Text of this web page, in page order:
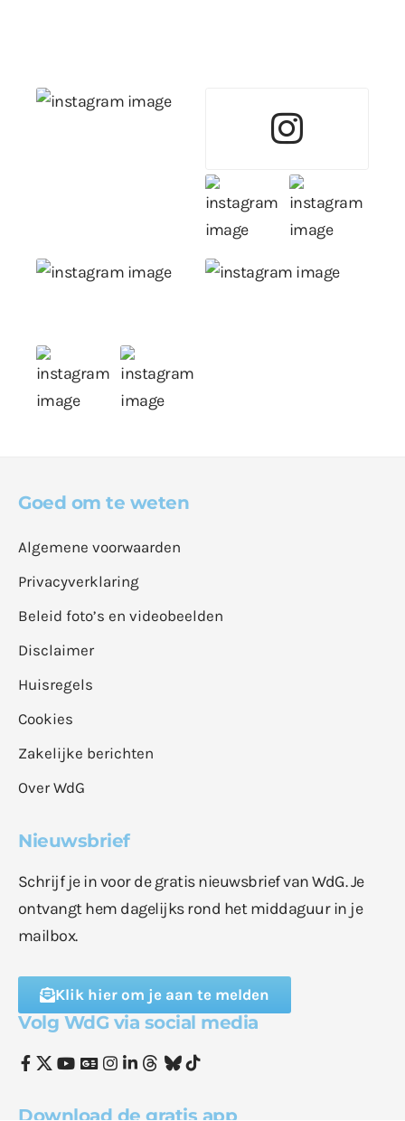
Goed om te weten
Algemene voorwaarden
Privacyverklaring
Beleid foto’s en videobeelden
Disclaimer
Huisregels
Cookies
Zakelijke berichten
Over WdG
Nieuwsbrief
Schrijf je in voor de gratis nieuwsbrief van WdG. Je
ontvangt hem dagelijks rond het middaguur in je
mailbox.
Klik hier om je aan te melden
Volg WdG via social media
Download de gratis app